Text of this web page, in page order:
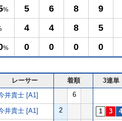
% 5 6 8
9
4 4 8
5
% 0 0 0 0
レーサー 着順
3連単
井貴士 [A1] 6
井貴士 [A1] 2